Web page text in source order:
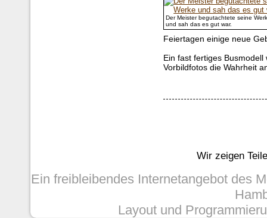
Der Meister begutachtete seine
und sah das es gut war.
Feiertagen einige neue
Ein fast fertiges
Vorbildfotos die Wahrheit
Wir zeigen
Ein freibleibendes Internetangebot des
Layout und